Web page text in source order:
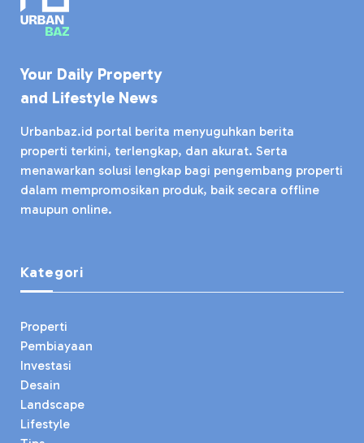
Your Daily Property
and Lifestyle News
Urbanbaz.id portal berita menyuguhkan berita
properti terkini, terlengkap, dan akurat. Serta
menawarkan solusi lengkap bagi pengembang properti
dalam mempromosikan produk, baik secara offline
maupun online.
Kategori
Properti
Pembiayaan
Investasi
Desain
Landscape
Lifestyle